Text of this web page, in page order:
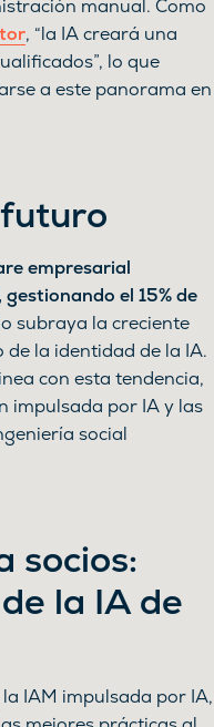
manual. Como
, “la IA creará una
lo que
a este panorama en
empresarial
el 15% de
subraya la creciente
de la identidad de la IA.
con esta tendencia,
impulsada por IA y las
social
socios:
la IA de
IAM impulsada por IA,